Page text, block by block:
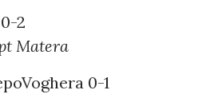
2
Matera
0-1